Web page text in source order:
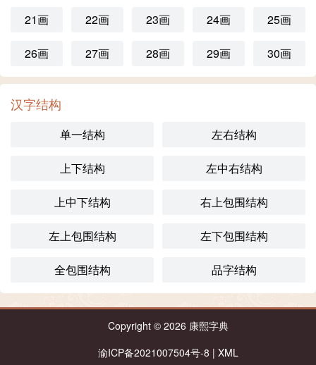
21画 22画 23画 24画 25画
26画 27画 28画 29画 30画
汉字结构
单一结构 左右结构
上下结构 左中右结构
上中下结构 右上包围结构
左上包围结构 左下包围结构
全包围结构 品字结构
Copyright © 2026 康熙字典
渝ICP备2021007504号-8 | XML